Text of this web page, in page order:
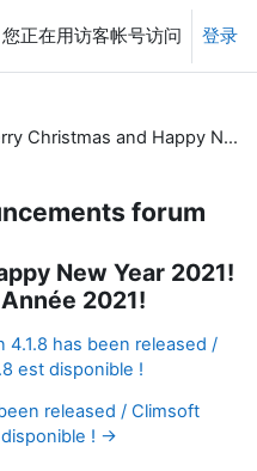
您正在用访客帐号访问 登录
Merry Christmas and Happy New Year 2021! / Joyeux Noël et Bonne Année 2021!
forum
New Year 2021!
2021!
4.1.8 has been released /
est disponible !
released / Climsoft
disponible ! →